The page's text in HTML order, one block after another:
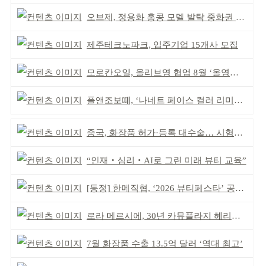
오브제, 정용화 홍콩 모델 발탁 중화권 공략 강화
제주테크노파크, 입주기업 15개사 모집
모로칸오일, 올리브영 협업 8월 ‘올영픽’ 선정
폴앤조보떼, ‘나네트 페이스 컬러 리미티드’ 출시
중국, 화장품 허가·등록 대수술… 시험자료 공용 허용
“인재‧심리‧AI로 그린 미래 뷰티 교육”
[동정] 한메직협, ‘2026 뷰티페스타’ 공동 주최
로라 메르시에, 30년 카뮤플라지 헤리티지 담아
7월 화장품 수출 13.5억 달러 ‘역대 최고’